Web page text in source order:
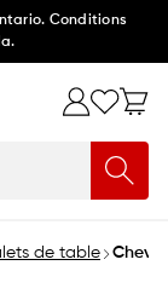
Conditions
de table